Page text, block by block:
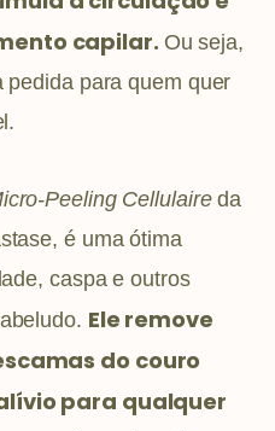
capilar. Ou seja,
para quem quer
Peeling Cellulaireda
é uma ótima
caspa e outros
Ele remove
do couro
para qualquer